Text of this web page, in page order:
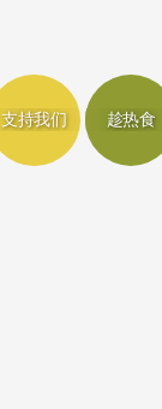
支持我们 趁热食